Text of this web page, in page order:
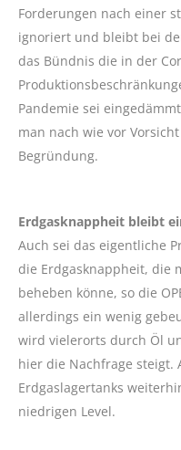
Forderungen nach einer
ignoriert und bleibt bei
das Bündnis die in der
Pandemie sei
man nach wie vor
Begründung.
Erdgasknappheit bleibt
Auch sei das eigentliche
die Erdgasknappheit, die
beheben könne, so die
allerdings ein wenig
wird vielerorts durch Öl
hier die Nachfrage steigt.
Erdgaslagertanks
niedrigen Level.